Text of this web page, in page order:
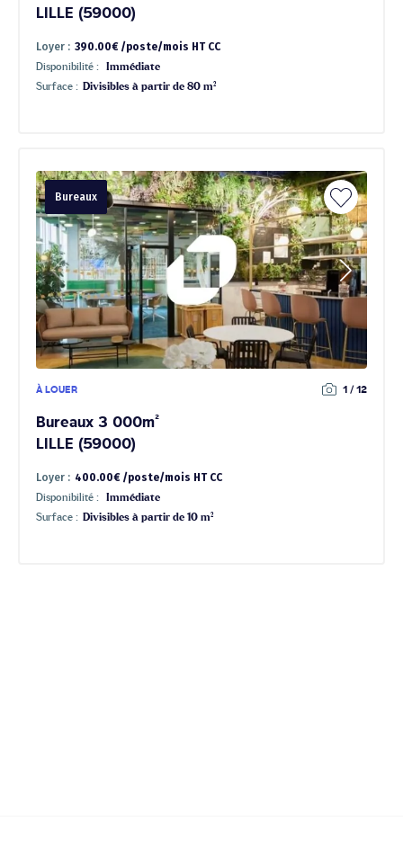
LILLE (59000)
Loyer : 390.00€ /poste/mois HT CC
Disponibilité :
Immédiate
Surface : Divisibles à partir de 80 m²
Bureaux
À LOUER 1 / 12
Bureaux 3 000m²
LILLE (59000)
Loyer : 400.00€ /poste/mois HT CC
Disponibilité :
Immédiate
Surface : Divisibles à partir de 10 m²